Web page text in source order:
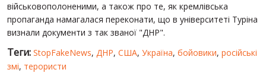
військовополоненими, а також про те, як кремлівська
пропаганда намагалася переконати, що в університеті Туріна
визнали документи з так званої "ДНР".
Теги: StopFakeNews, ДНР, США, Україна, бойовики, російські
змі, терористи